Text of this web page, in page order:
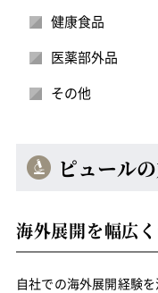
健康食品
医薬部外品
その他
ピュール
海外展開を幅広
自社での海外展開経験